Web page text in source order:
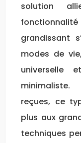
solution
grandissant
modes de
universelle
reçues, ce
plus aux
techniques